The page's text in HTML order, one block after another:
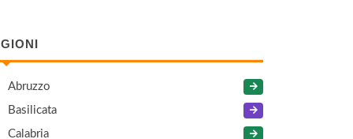
Abruzzo
Basilicata
Calabria